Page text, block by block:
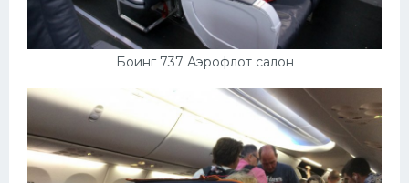
Боинг 737 Аэрофлот салон